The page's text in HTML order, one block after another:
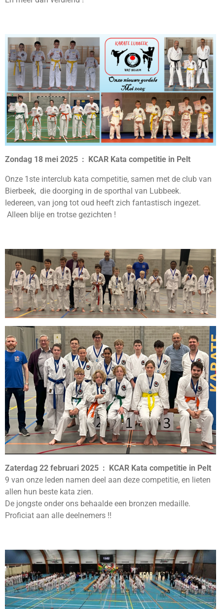
Zondag 18 mei 2025 : KCAR Kata competitie in Pelt
Onze 1ste interclub kata competitie, samen met de club van
Bierbeek, die doorging in de sporthal van Lubbeek.
Iedereen, van jong tot oud heeft zich fantastisch ingezet.
Alleen blije en trotse gezichten !
Zaterdag 22 februari 2025 : KCAR Kata competitie in Pelt
9 van onze leden namen deel aan deze competitie, en lieten
allen hun beste kata zien.
De jongste onder ons behaalde een bronzen medaille.
Proficiat aan alle deelnemers !!